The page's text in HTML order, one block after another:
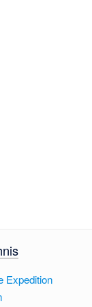
Expedition